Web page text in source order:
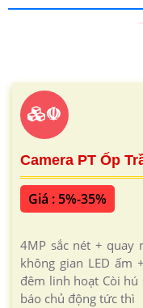
☫
Camera PT Ốp
Giá : 5%-35%
4MP sắc nét + quay
không gian LED ấm
đêm linh hoạt Còi
báo chủ động tức thì